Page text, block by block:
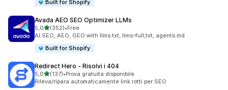
Built for Shopify
Avada AEO SEO Optimizer LLMs
5,0stelle su 5
(352)
352 recensioni totali
•Free
AI SEO, AEO, GEO with llms.txt, llms-full,txt, agents.md
Built for Shopify
Redirect Hero ‑ Risolvi i 404
5,0stelle su 5
(137)
137 recensioni totali
•Prova gratuita disponibile
Rileva/ripara automaticamente link rotti per SEO